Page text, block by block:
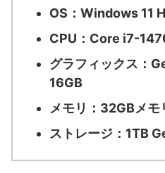
OS： Windows 11
CPU： Core i7-
グラフィックス：
16GB
メモリ： 32GBメモ
ストレージ： 1TB